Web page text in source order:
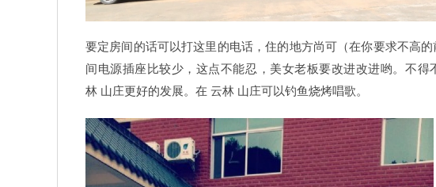
要定房间的话可以打这里的电话，住的地方尚可（在你要求不高
间电源插座比较少，这点不能忍，美女老板要改进改进哟。不
林 山庄更好的发展。在 云林 山庄可以钓鱼烧烤唱歌。